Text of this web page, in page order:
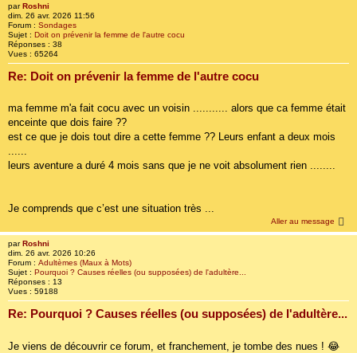
parRoshni
dim. 26 avr. 2026 11:56
Forum : Sondages
Sujet : Doit on prévenir la femme de l'autre cocu
Réponses : 38
Vues : 65264
Re: Doit on prévenir la femme de l'autre cocu
ma femme m'a fait cocu avec un voisin ........... alors que ca femme était
enceinte que dois faire ??
est ce que je dois tout dire a cette femme ?? Leurs enfant a deux mois
......
leurs aventure a duré 4 mois sans que je ne voit absolument rien ........
Je comprends que c’est une situation très ...
Aller au message
parRoshni
dim. 26 avr. 2026 10:26
Forum : Adultèmes (Maux à Mots)
Sujet : Pourquoi ? Causes réelles (ou supposées) de l'adultère...
Réponses : 13
Vues : 59188
Re: Pourquoi ? Causes réelles (ou supposées) de l'adultère...
Je viens de découvrir ce forum, et franchement, je tombe des nues ! 😂